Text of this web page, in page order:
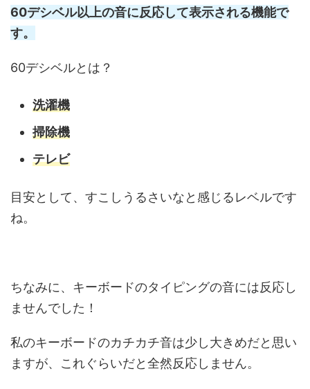
60デシベル以上の音に反応して表示される機能で
す。
60デシベルとは？
洗濯機
掃除機
テレビ
目安として、すこしうるさいなと感じるレベルです
ね。
ちなみに、キーボードのタイピングの音には反応し
ませんでした！
私のキーボードのカチカチ音は少し大きめだと思い
ますが、これぐらいだと全然反応しません。